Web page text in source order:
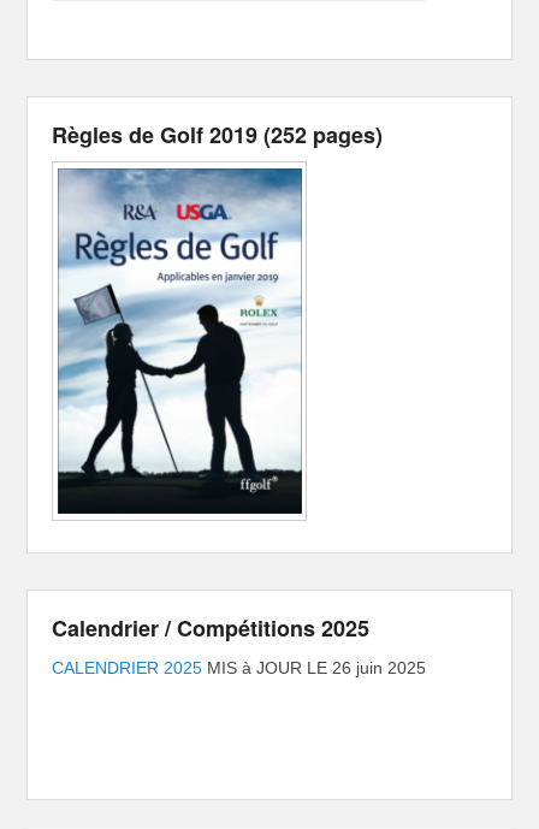
Règles de Golf 2019 (252 pages)
Calendrier / Compétitions 2025
CALENDRIER 2025 MIS à JOUR LE 26 juin 2025